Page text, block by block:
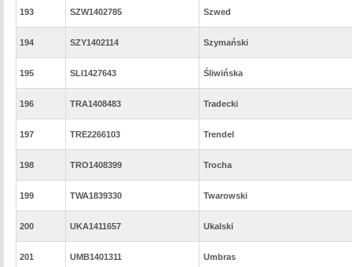
193 SZW1402785 Szwed
194 SZY1402114 Szymański
195 SLI1427643 Śliwińska
196 TRA1408483 Tradecki
197 TRE2266103 Trendel
198 TRO1408399 Trocha
199 TWA1839330 Twarowski
200 UKA1411657 Ukalski
201 UMB1401311 Umbras